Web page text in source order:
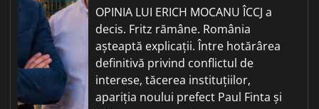
OPINIA LUI ERICH MOCANU ÎCCJ a
decis. Fritz rămâne. România
așteaptă explicații. Între hotărârea
definitivă privind conflictul de
interese, tăcerea instituțiilor,
apariția noului prefect Paul Finta și